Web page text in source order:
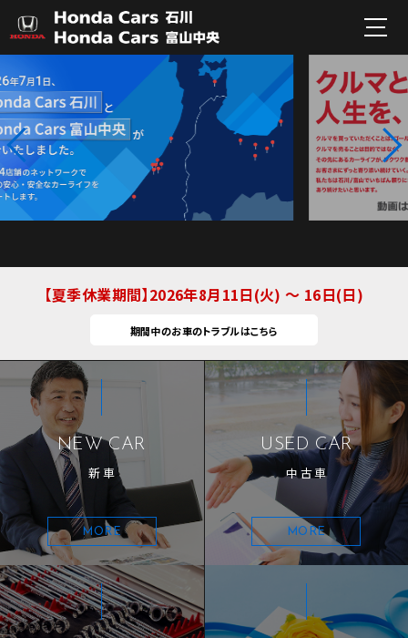
夏季休業期間 2026年8月11日(火) ～ 16日(日)
期間中のお車のトラブルはこちら
NEW CAR
新車
MORE
USED CAR
中古車
MORE